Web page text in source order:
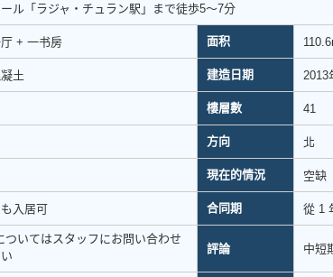
ル「ラジャ・チュラン駅」まで徒歩5〜7分
+ 一书房 面积
土 建造日期 2013
樓層數 41
方向 北
現在的情況 空缺
入居可 合同期 從 1
ついてはスタッフにお問い合わせ
評論 中短